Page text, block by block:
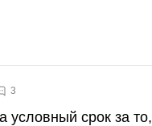
3
срок за то,